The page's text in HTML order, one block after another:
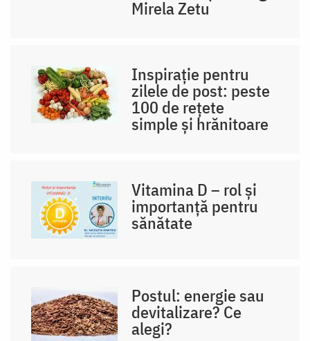
Mirela Zetu
Inspirație pentru
zilele de post: peste
100 de rețete
simple și hrănitoare
Vitamina D – rol și
importanță pentru
sănătate
Postul: energie sau
devitalizare? Ce
alegi?